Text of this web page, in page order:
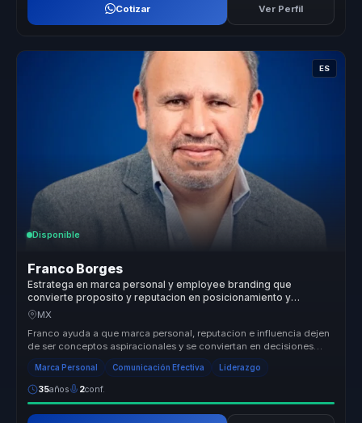
Cotizar Ver Perfil
ES
Disponible
Franco Borges
Estratega en marca personal y employee branding que
convierte proposito y reputacion en posicionamiento y
autoridad para lideres y organizaciones.
MX
Franco ayuda a que marca personal, reputacion e influencia dejen
de ser conceptos aspiracionales y se conviertan en decisiones
concretas ...
Marca Personal Comunicación Efectiva Liderazgo
35años 2conf.